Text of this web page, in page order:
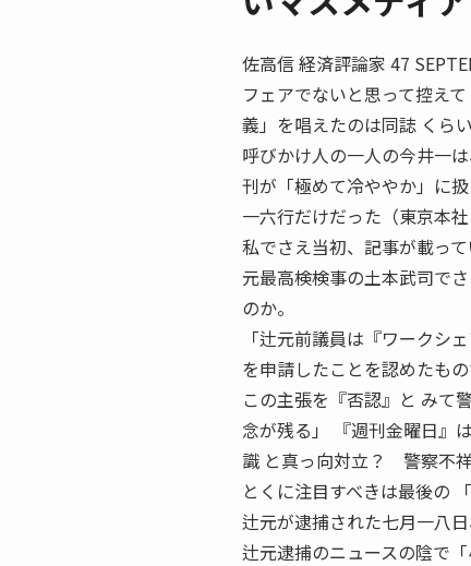
佐高信 経済評論家 47
フェアでないと思って控え
義」を唱えたのは同誌 くら
呼びかけ人の一人の今井一
刊が「極めて冷ややか」に
一六行だけだった（東京本社
私でさえ当初、記事が載っ
元最高検検事の土本武司で
のか。
「辻元前議員は『ワークシ
を申請したことを認めたも
この主張を『否認』と みて
念が残る」 『週刊金曜日』
識 と真っ向対立？ 警察不
とくに注目すべきは最後の
辻元が逮捕された七月一八
辻元逮捕のニュースの陰で